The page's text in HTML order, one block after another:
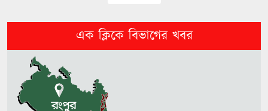
নজরুল বিশ্ববিদ্যালয়ের মুমিন
এক ক্লিকে বিভাগের খবর